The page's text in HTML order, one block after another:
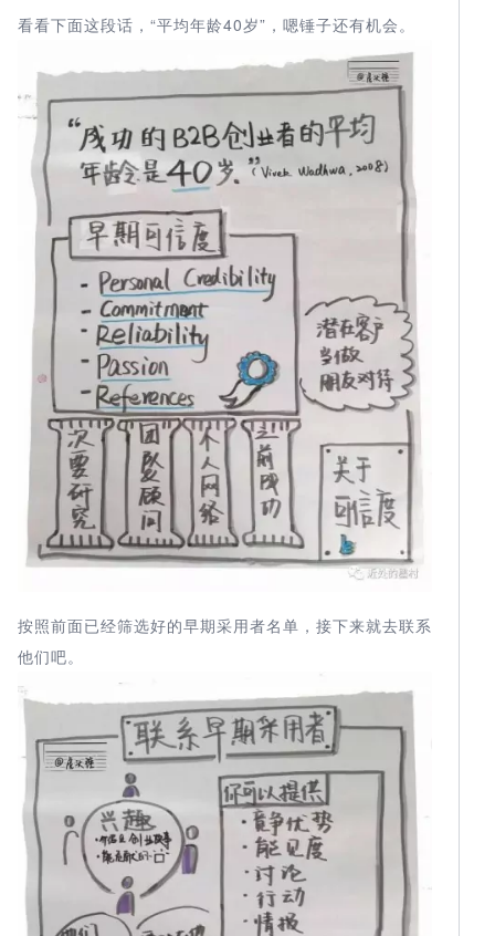
看看下面这段话，“平均年龄40岁”，嗯锤子还有机会。
按照前面已经筛选好的早期采用者名单，接下来就去联系
他们吧。